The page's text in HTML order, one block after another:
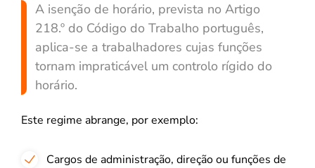
A isenção de horário, prevista no Artigo
218.º do Código do Trabalho português,
aplica-se a trabalhadores cujas funções
tornam impraticável um controlo rígido do
horário.
Este regime abrange, por exemplo:
Cargos de administração, direção ou funções de